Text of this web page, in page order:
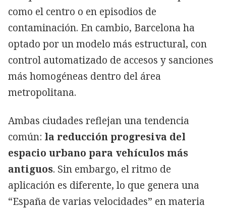
como el centro o en episodios de
contaminación. En cambio, Barcelona ha
optado por un modelo más estructural, con
control automatizado de accesos y sanciones
más homogéneas dentro del área
metropolitana.
Ambas ciudades reflejan una tendencia
común: la reducción progresiva del
espacio urbano para vehículos más
antiguos. Sin embargo, el ritmo de
aplicación es diferente, lo que genera una
“España de varias velocidades” en materia